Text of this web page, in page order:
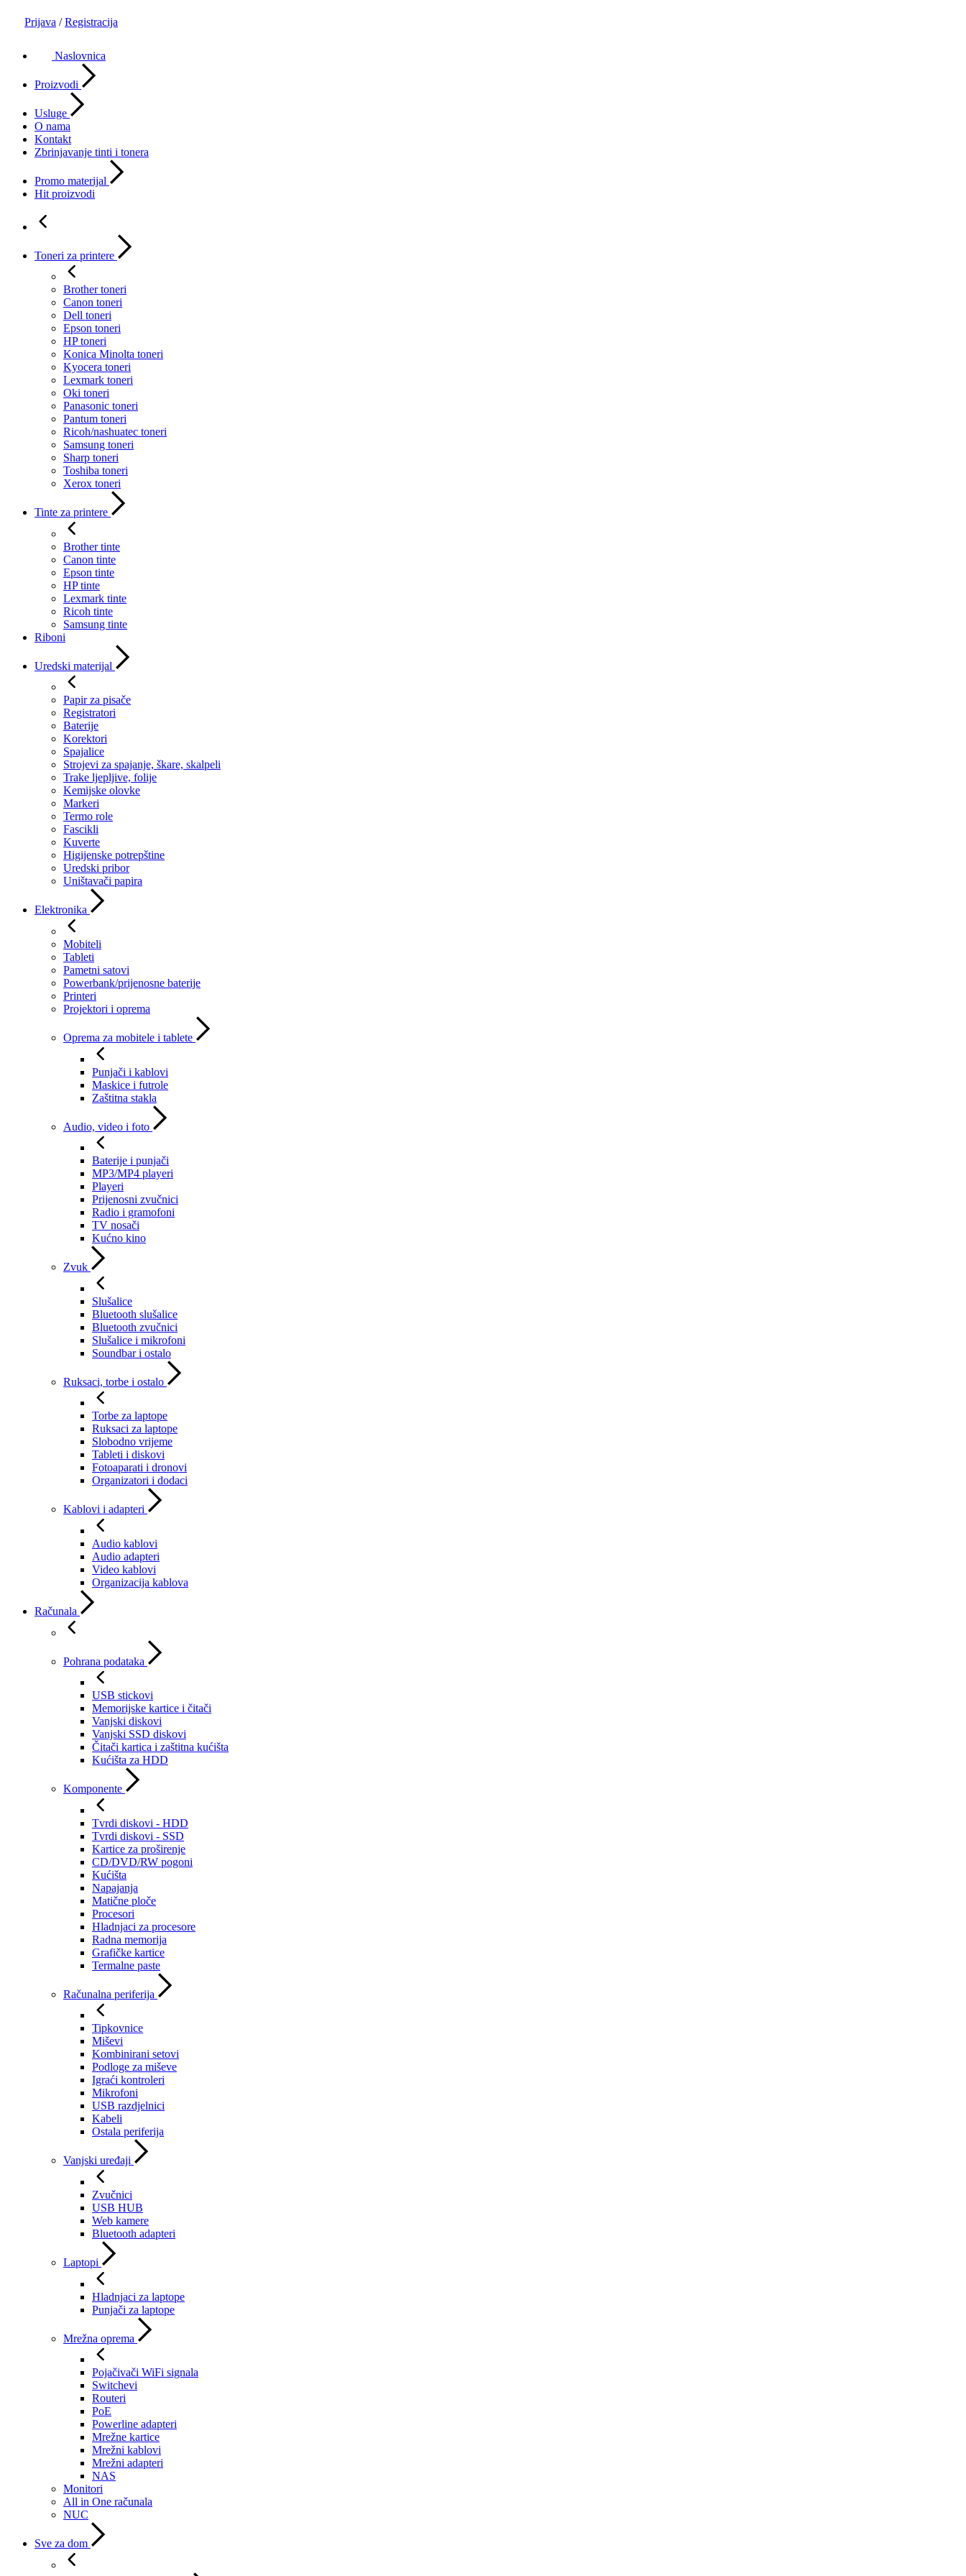
Prijava / Registracija
Naslovnica
Proizvodi
Usluge
O nama
Kontakt
Zbrinjavanje tinti i tonera
Promo materijal
Hit proizvodi
Toneri za printere
Brother toneri
Canon toneri
Dell toneri
Epson toneri
HP toneri
Konica Minolta toneri
Kyocera toneri
Lexmark toneri
Oki toneri
Panasonic toneri
Pantum toneri
Ricoh/nashuatec toneri
Samsung toneri
Sharp toneri
Toshiba toneri
Xerox toneri
Tinte za printere
Brother tinte
Canon tinte
Epson tinte
HP tinte
Lexmark tinte
Ricoh tinte
Samsung tinte
Riboni
Uredski materijal
Papir za pisače
Registratori
Baterije
Korektori
Spajalice
Strojevi za spajanje, škare, skalpeli
Trake ljepljive, folije
Kemijske olovke
Markeri
Termo role
Fascikli
Kuverte
Higijenske potrepštine
Uredski pribor
Uništavači papira
Elektronika
Mobiteli
Tableti
Pametni satovi
Powerbank/prijenosne baterije
Printeri
Projektori i oprema
Oprema za mobitele i tablete
Punjači i kablovi
Maskice i futrole
Zaštitna stakla
Audio, video i foto
Baterije i punjači
MP3/MP4 playeri
Playeri
Prijenosni zvučnici
Radio i gramofoni
TV nosači
Kućno kino
Zvuk
Slušalice
Bluetooth slušalice
Bluetooth zvučnici
Slušalice i mikrofoni
Soundbar i ostalo
Ruksaci, torbe i ostalo
Torbe za laptope
Ruksaci za laptope
Slobodno vrijeme
Tableti i diskovi
Fotoaparati i dronovi
Organizatori i dodaci
Kablovi i adapteri
Audio kablovi
Audio adapteri
Video kablovi
Organizacija kablova
Računala
Pohrana podataka
USB stickovi
Memorijske kartice i čitači
Vanjski diskovi
Vanjski SSD diskovi
Čitači kartica i zaštitna kućišta
Kućišta za HDD
Komponente
Tvrdi diskovi - HDD
Tvrdi diskovi - SSD
Kartice za proširenje
CD/DVD/RW pogoni
Kućišta
Napajanja
Matične ploče
Procesori
Hladnjaci za procesore
Radna memorija
Grafičke kartice
Termalne paste
Računalna periferija
Tipkovnice
Miševi
Kombinirani setovi
Podloge za miševe
Igraći kontroleri
Mikrofoni
USB razdjelnici
Kabeli
Ostala periferija
Vanjski uređaji
Zvučnici
USB HUB
Web kamere
Bluetooth adapteri
Laptopi
Hladnjaci za laptope
Punjači za laptope
Mrežna oprema
Pojačivači WiFi signala
Switchevi
Routeri
PoE
Powerline adapteri
Mrežne kartice
Mrežni kablovi
Mrežni adapteri
NAS
Monitori
All in One računala
NUC
Sve za dom